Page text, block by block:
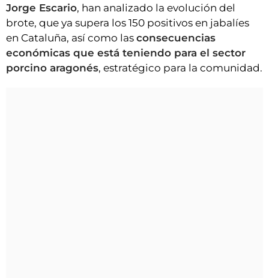
Jorge Escario, han analizado la evolución del
brote, que ya supera los 150 positivos en jabalíes
en Cataluña, así como las consecuencias
económicas que está teniendo para el sector
porcino aragonés, estratégico para la comunidad.